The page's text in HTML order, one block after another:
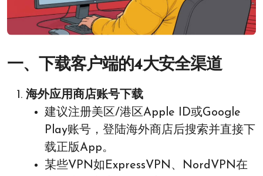
一、下载客户端的4大安全渠道
海外应用商店账号下载
建议注册美区/港区Apple ID或Google
Play账号，登陆海外商店后搜索并直接下
载正版App。
某些VPN如ExpressVPN、NordVPN在